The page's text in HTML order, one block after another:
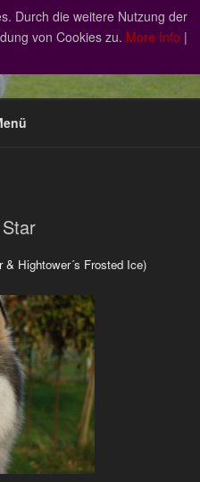
SIBERIAN
Hightower´s Frosted Ice)
Durch die weitere Nutzung der
von Cookies zu. More Info |